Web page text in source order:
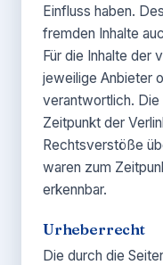
Einfluss haben.
fremden Inhalte
Für die Inhalte der
jeweilige Anbieter
verantwortlich. Die
Zeitpunkt der
Rechtsverstöße
waren zum
erkennbar.
Urheberrecht
Die durch die